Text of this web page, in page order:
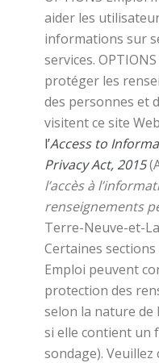
aider les
informations sur
services.
protéger les
des personnes et
visitent ce site
l’Access to
Privacy Act, 2015
l’accès à
renseignements
Terre-Neuve-et-
Certaines sections
Emploi peuvent
protection des
selon la nature de
si elle contient un
sondage). Veuillez